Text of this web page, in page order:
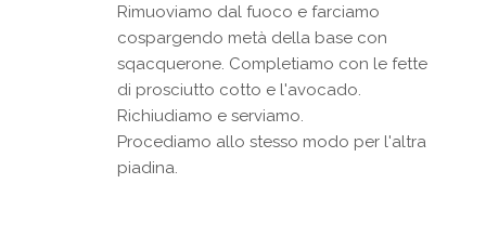
Rimuoviamo dal fuoco e farciamo
cospargendo metà della base con
sqacquerone. Completiamo con le fette
di prosciutto cotto e l'avocado.
Richiudiamo e serviamo.
Procediamo allo stesso modo per l'altra
piadina.